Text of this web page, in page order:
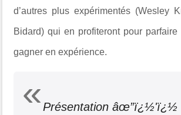
d’autres plus expérimentés (Wesley
Bidard) qui en profiteront pour
gagner en expérience.
Présentation âœ”ï¿½'ï¿½